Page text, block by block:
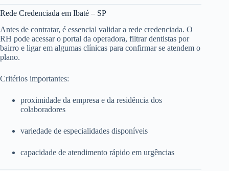
Rede Credenciada em Ibaté – SP
Antes de contratar, é essencial validar a rede credenciada. O
RH pode acessar o portal da operadora, filtrar dentistas por
bairro e ligar em algumas clínicas para confirmar se atendem o
plano.
Critérios importantes:
proximidade da empresa e da residência dos
colaboradores
variedade de especialidades disponíveis
capacidade de atendimento rápido em urgências